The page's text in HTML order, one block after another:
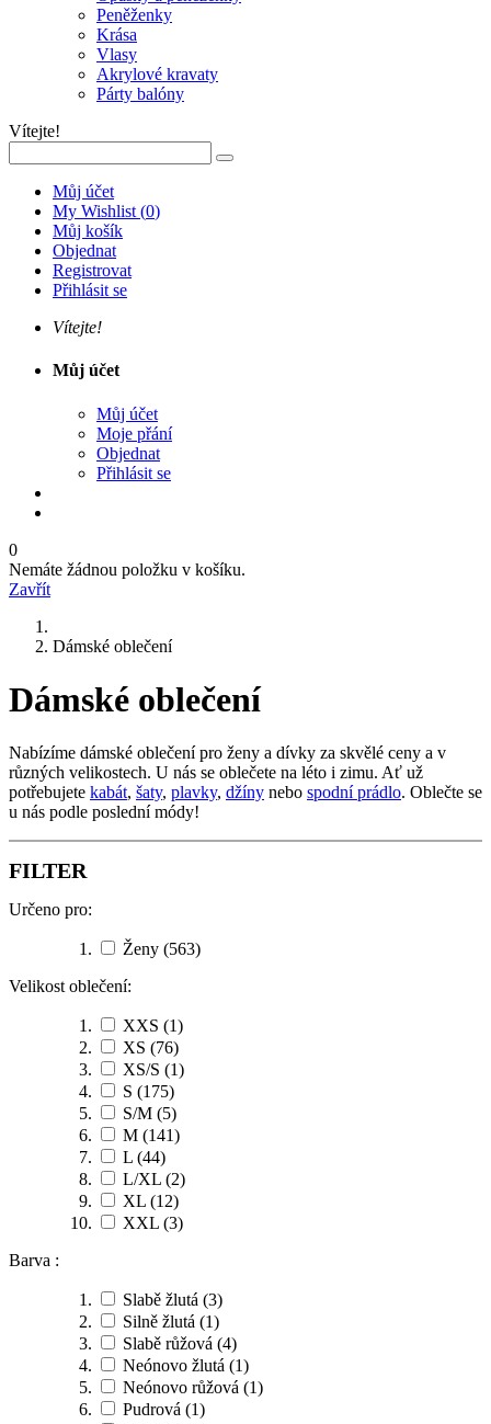
Peněženky
Krása
Vlasy
Akrylové kravaty
Párty balóny
Vítejte!
Můj účet
My Wishlist (0)
Můj košík
Objednat
Registrovat
Přihlásit se
Vítejte!
Můj účet
Můj účet
Moje přání
Objednat
Přihlásit se
0
Nemáte žádnou položku v košíku.
Zavřít
Dámské oblečení
Dámské oblečení
Nabízíme dámské oblečení pro ženy a dívky za skvělé ceny a v
různých velikostech. U nás se oblečete na léto i zimu. Ať už
potřebujete kabát, šaty, plavky, džíny nebo spodní prádlo. Oblečte se
u nás podle poslední módy!
FILTER
Určeno pro:
Ženy (563)
Velikost oblečení:
XXS (1)
XS (76)
XS/S (1)
S (175)
S/M (5)
M (141)
L (44)
L/XL (2)
XL (12)
XXL (3)
Barva :
Slabě žlutá (3)
Silně žlutá (1)
Slabě růžová (4)
Neónovo žlutá (1)
Neónovo růžová (1)
Pudrová (1)